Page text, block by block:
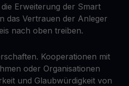
Erweiterung der Smart
das Vertrauen der Anleger
nach oben treiben.
Kooperationen mit
oder Organisationen
und Glaubwürdigkeit von